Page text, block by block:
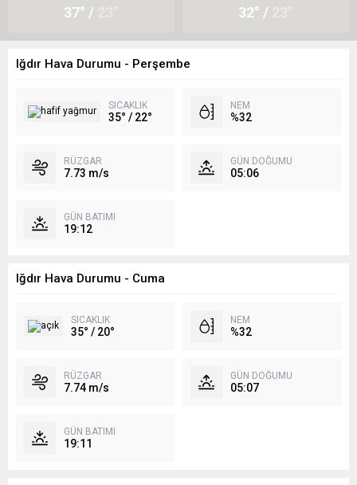
37° / 32° /
Iğdır Hava Durumu - Perşembe
SICAKLIK
35° / 22°
NEM
%32
RÜZGAR
7.73 m/s
GÜN DOĞUMU
05:06
GÜN BATIMI
19:12
Iğdır Hava Durumu - Cuma
SICAKLIK
35° / 20°
NEM
%32
RÜZGAR
7.74 m/s
GÜN DOĞUMU
05:07
GÜN BATIMI
19:11